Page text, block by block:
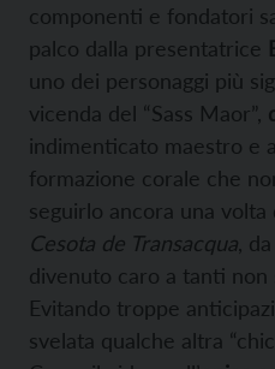
componenti e fondatori
palco dalla presentatrice
uno dei personaggi più
vicenda del “Sass Maor”,
indimenticato maestro e
formazione corale che
seguirlo ancora una
Cesota de Transacqua ,
divenuto caro a tanti non
Evitando troppe
svelata qualche altra